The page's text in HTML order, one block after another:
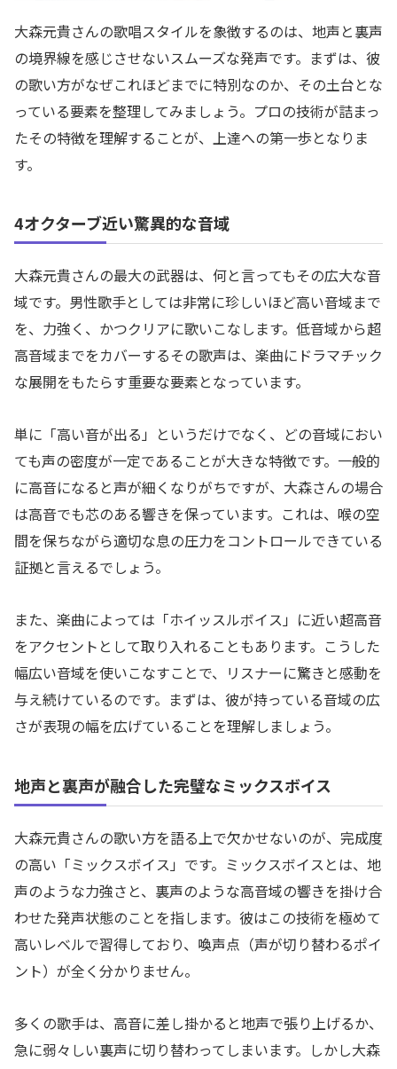
大森元貴さんの歌唱スタイルを象徴するのは、地声と裏声
の境界線を感じさせないスムーズな発声です。まずは、彼
の歌い方がなぜこれほどまでに特別なのか、その土台とな
っている要素を整理してみましょう。プロの技術が詰まっ
たその特徴を理解することが、上達への第一歩となりま
す。
4オクターブ近い驚異的な音域
大森元貴さんの最大の武器は、何と言ってもその広大な音
域です。男性歌手としては非常に珍しいほど高い音域まで
を、力強く、かつクリアに歌いこなします。低音域から超
高音域までをカバーするその歌声は、楽曲にドラマチック
な展開をもたらす重要な要素となっています。
単に「高い音が出る」というだけでなく、どの音域におい
ても声の密度が一定であることが大きな特徴です。一般的
に高音になると声が細くなりがちですが、大森さんの場合
は高音でも芯のある響きを保っています。これは、喉の空
間を保ちながら適切な息の圧力をコントロールできている
証拠と言えるでしょう。
また、楽曲によっては「ホイッスルボイス」に近い超高音
をアクセントとして取り入れることもあります。こうした
幅広い音域を使いこなすことで、リスナーに驚きと感動を
与え続けているのです。まずは、彼が持っている音域の広
さが表現の幅を広げていることを理解しましょう。
地声と裏声が融合した完璧なミックスボイス
大森元貴さんの歌い方を語る上で欠かせないのが、完成度
の高い「ミックスボイス」です。ミックスボイスとは、地
声のような力強さと、裏声のような高音域の響きを掛け合
わせた発声状態のことを指します。彼はこの技術を極めて
高いレベルで習得しており、喚声点（声が切り替わるポイ
ント）が全く分かりません。
多くの歌手は、高音に差し掛かると地声で張り上げるか、
急に弱々しい裏声に切り替わってしまいます。しかし大森